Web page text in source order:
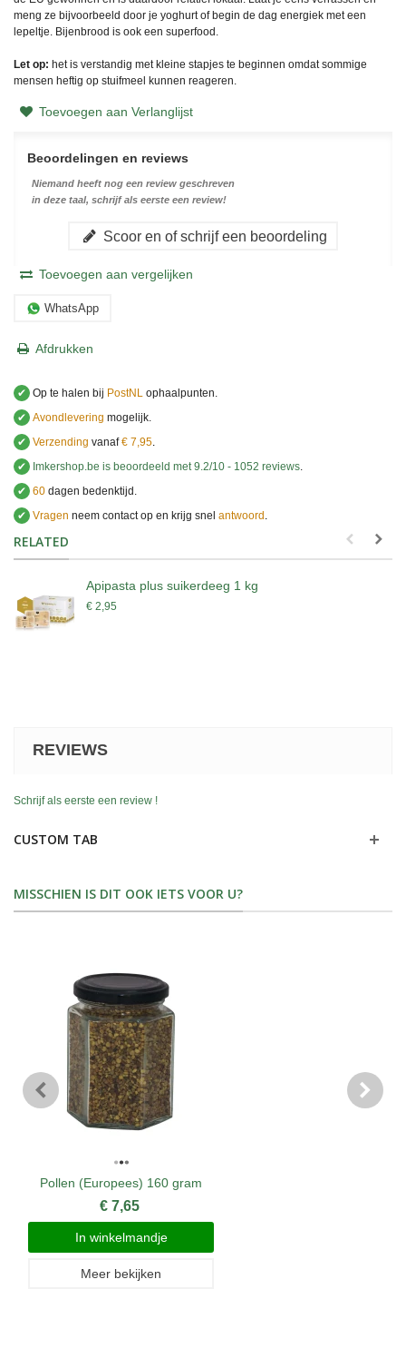
meng ze bijvoorbeeld door je yoghurt of begin de dag energiek met een
lepeltje. Bijenbrood is ook een superfood.
Let op: het is verstandig met kleine stapjes te beginnen omdat sommige
mensen heftig op stuifmeel kunnen reageren.
Toevoegen aan Verlanglijst
Beoordelingen en reviews
Niemand heeft nog een review geschreven
in deze taal, schrijf als eerste een review!
Scoor en of schrijf een beoordeling
Toevoegen aan vergelijken
WhatsApp
Afdrukken
✔ Op te halen bij PostNL ophaalpunten.
✔ Avondlevering mogelijk.
✔ Verzending vanaf€ 7,95.
✔
Imkershop.be is beoordeeld met9.2/10 - 1052 reviews.
✔ 60 dagen bedenktijd.
✔ Vragen neem contact op en krijg snel antwoord .
RELATED
Apipasta plus suikerdeeg 1 kg
€ 2,95
REVIEWS
Schrijf als eerste een review !
CUSTOM TAB
MISSCHIEN IS DIT OOK IETS VOOR U?
Pollen (Europees) 160 gram
€ 7,65
In winkelmandje
Meer bekijken